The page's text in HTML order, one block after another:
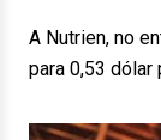
A Nutrien, no
para 0,53 dólar